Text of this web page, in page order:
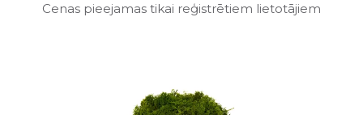
Cenas pieejamas tikai reģistrētiem lietotājiem